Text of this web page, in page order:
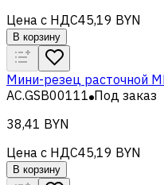
Цена с НДС45,19 BYN
В корзину
Мини-резец расточной
AC.GSB00111 Под заказ
38,41 BYN
Цена с НДС45,19 BYN
В корзину